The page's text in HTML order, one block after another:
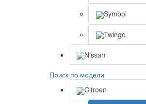
Symbol
Twingo
Nissan
Поиск по модели
Citroen